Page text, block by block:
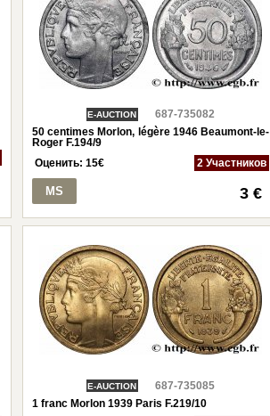
E-AUCTION
687-735082
50 centimes Morlon, légère 1946 Beaumont-le-
Roger F.194/9
Оценить:15€ 2 Участников
MS 3 €
E-AUCTION
687-735085
1 franc Morlon 1939 Paris F.219/10